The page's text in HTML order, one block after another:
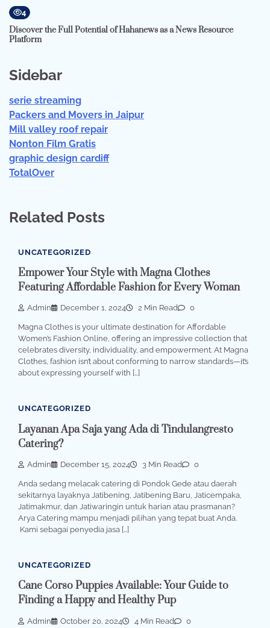
4
Discover the Full Potential of Hahanews as a News Resource
Platform
Sidebar
serie streaming
Packers and Movers in Jaipur
Mill valley roof repair
Nonton Film Gratis
graphic design cardiff
TotalOver
Related Posts
UNCATEGORIZED
Empower Your Style with Magna Clothes
Featuring Affordable Fashion for Every Woman
Admin December 1, 2024 2 Min Read 0
Magna Clothes is your ultimate destination for Affordable
Women’s Fashion Online, offering an impressive collection that
celebrates diversity, individuality, and empowerment. At Magna
Clothes, fashion isn’t about conforming to narrow standards—it’s
about expressing yourself with […]
UNCATEGORIZED
Layanan Apa Saja yang Ada di Tindulangresto
Catering?
Admin December 15, 2024 3 Min Read 0
Anda sedang melacak catering di Pondok Gede atau daerah
sekitarnya layaknya Jatibening, Jatibening Baru, Jaticempaka,
Jatimakmur, dan Jatiwaringin untuk harian atau prasmanan?
Arya Catering mampu menjadi pilihan yang tepat buat Anda.
Kami sebagai penyedia jasa […]
UNCATEGORIZED
Cane Corso Puppies Available: Your Guide to
Finding a Happy and Healthy Pup
Admin October 20, 2024 4 Min Read 0